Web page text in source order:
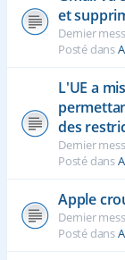
et
Dernier
Posté dans
L'UE a
des
Dernier
Posté dans
Apple
Dernier
Posté dans